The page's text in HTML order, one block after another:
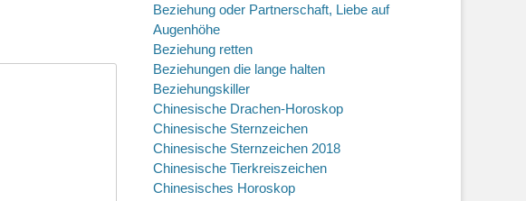
Beziehung oder Partnerschaft, Liebe auf
Augenhöhe
Beziehung retten
Beziehungen die lange halten
Beziehungskiller
Chinesische Drachen-Horoskop
Chinesische Sternzeichen
Chinesische Sternzeichen 2018
Chinesische Tierkreiszeichen
Chinesisches Horoskop